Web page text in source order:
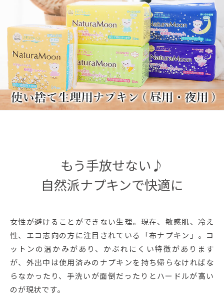
もう手放せない♪
自然派ナプキンで快適に
女性が避けることができない生理。現在、敏感肌、冷え
性、エコ志向の方に注目されている「布ナプキン」。コ
ットンの温かみがあり、かぶれにくい特徴があります
が、外出中は使用済みのナプキンを持ち帰らなければな
らなかったり、手洗いが面倒だったりとハードルが高い
のが現状です。